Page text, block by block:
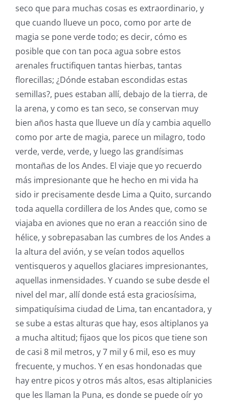
seco que para muchas cosas es extraordinario, y
que cuando llueve un poco, como por arte de
magia se pone verde todo; es decir, cómo es
posible que con tan poca agua sobre estos
arenales fructifiquen tantas hierbas, tantas
florecillas; ¿Dónde estaban escondidas estas
semillas?, pues estaban allí, debajo de la tierra, de
la arena, y como es tan seco, se conservan muy
bien años hasta que llueve un día y cambia aquello
como por arte de magia, parece un milagro, todo
verde, verde, verde, y luego las grandísimas
montañas de los Andes. El viaje que yo recuerdo
más impresionante que he hecho en mi vida ha
sido ir precisamente desde Lima a Quito, surcando
toda aquella cordillera de los Andes que, como se
viajaba en aviones que no eran a reacción sino de
hélice, y sobrepasaban las cumbres de los Andes a
la altura del avión, y se veían todos aquellos
ventisqueros y aquellos glaciares impresionantes,
aquellas inmensidades. Y cuando se sube desde el
nivel del mar, allí donde está esta graciosísima,
simpatiquísima ciudad de Lima, tan encantadora, y
se sube a estas alturas que hay, esos altiplanos ya
a mucha altitud; fijaos que los picos que tiene son
de casi 8 mil metros, y 7 mil y 6 mil, eso es muy
frecuente, y muchos. Y en esas hondonadas que
hay entre picos y otros más altos, esas altiplanicies
que les llaman la Puna, es donde se puede oír yo